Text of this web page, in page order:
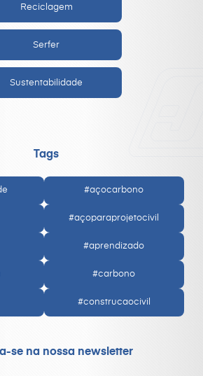
Reciclagem
Serfer
Sustentabilidade
Tags
#açocarbono
#açoparaprojetocivil
#aprendizado
#carbono
#construcaocivil
se na nossa newsletter